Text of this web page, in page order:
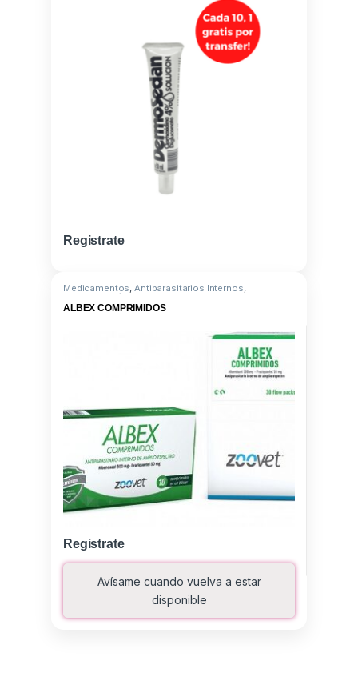
Registrate
Medicamentos,Antiparasitarios Internos,
Albendazole/Praziquantel
ALBEX COMPRIMIDOS
Registrate
Avísame cuando vuelva a estar
disponible